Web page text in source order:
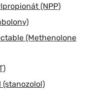
(NPP)
(Methenolone
(stanozolol)